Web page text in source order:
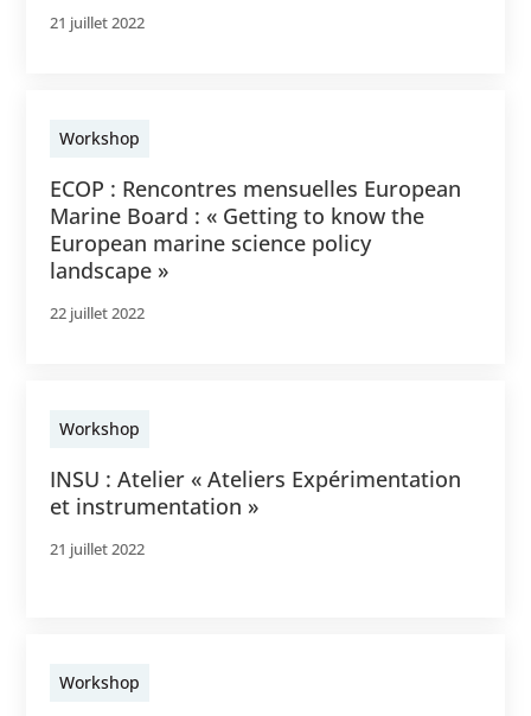
21 juillet 2022
Workshop
ECOP : Rencontres mensuelles European
Marine Board : « Getting to know the
European marine science policy
landscape »
22 juillet 2022
Workshop
INSU : Atelier « Ateliers Expérimentation
et instrumentation »
21 juillet 2022
Workshop